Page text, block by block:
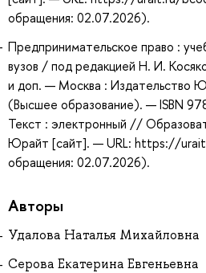
обращения: 02.07.2026).
Предпринимательское право :
вузов / под редакцией Н. И.
и доп. — Москва : Издательство
(Высшее образование). — ISBN
Текст : электронный //
Юрайт [сайт]. — URL: https://
обращения: 02.07.2026).
Авторы
Удалова Наталья Михайловна
Серова Екатерина Евгеньевна